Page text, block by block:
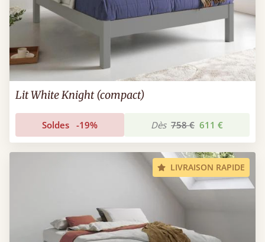
Lit White Knight (compact)
Soldes -19% Dès 758 € 611 €
LIVRAISON RAPIDE